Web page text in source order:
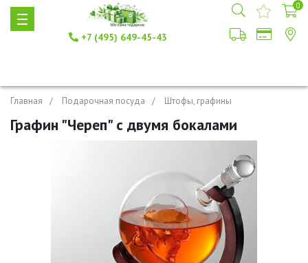
+7 (495) 649-45-43
0
Главная Подарочная посуда Штофы, графины
Графин "Череп" с двумя бокалами